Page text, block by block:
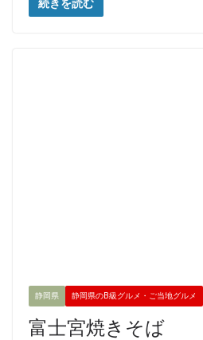
続きを読む
静岡県 静岡県のB級グルメ・ご当地グルメ
富士宮焼きそば